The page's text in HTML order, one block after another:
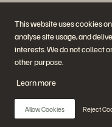
This website uses cookies
analyse site usage, and
interests. We do not collect
other purpose.
Learn more
Allow Cookies Reject
Folgen Sie den